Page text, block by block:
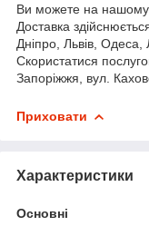
Ви можете на нашому
Доставка
Дніпро, Львів, Одеса,
Скористатися
Запоріжжя, вул.
Приховати
Характеристики
Основні